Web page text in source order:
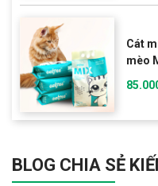
Cát
mèo
BLOG CHIA SẺ